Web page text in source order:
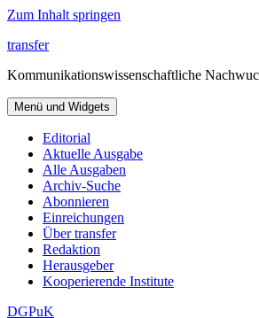
Zum Inhalt springen
transfer
Kommunikationswissenschaftliche
Menü und Widgets
Editorial
Aktuelle Ausgabe
Alle Ausgaben
Archiv-Suche
Abonnieren
Einreichungen
Über transfer
Redaktion
Herausgeber
Kooperierende Institute
DGPuK